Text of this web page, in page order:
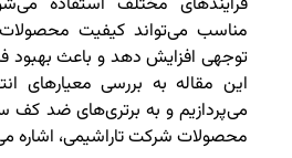
مناسب می‌تواند کیفیت محصولات
توجهی افزایش دهد و باعث بهبود
این مقاله به بررسی
می‌پردازیم و به برتری‌های ضد کف
محصولات شرکت تاراشیمی، اشاره